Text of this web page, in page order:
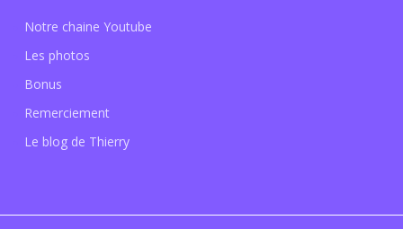
Notre chaine Youtube
Les photos
Bonus
Remerciement
Le blog de Thierry